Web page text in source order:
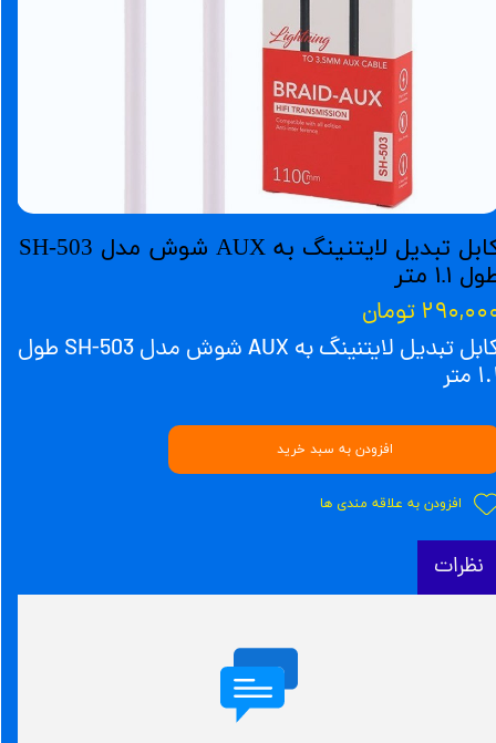
کابل تبدیل لایتنینگ به AUX شوش مدل SH-503
۱.۱ متر
تومان
کابل تبدیل لایتنینگ به AUX شوش مدل SH-503 طول
افزودن به سبد خرید
افزودن به علاقه مندی ها
نظرات